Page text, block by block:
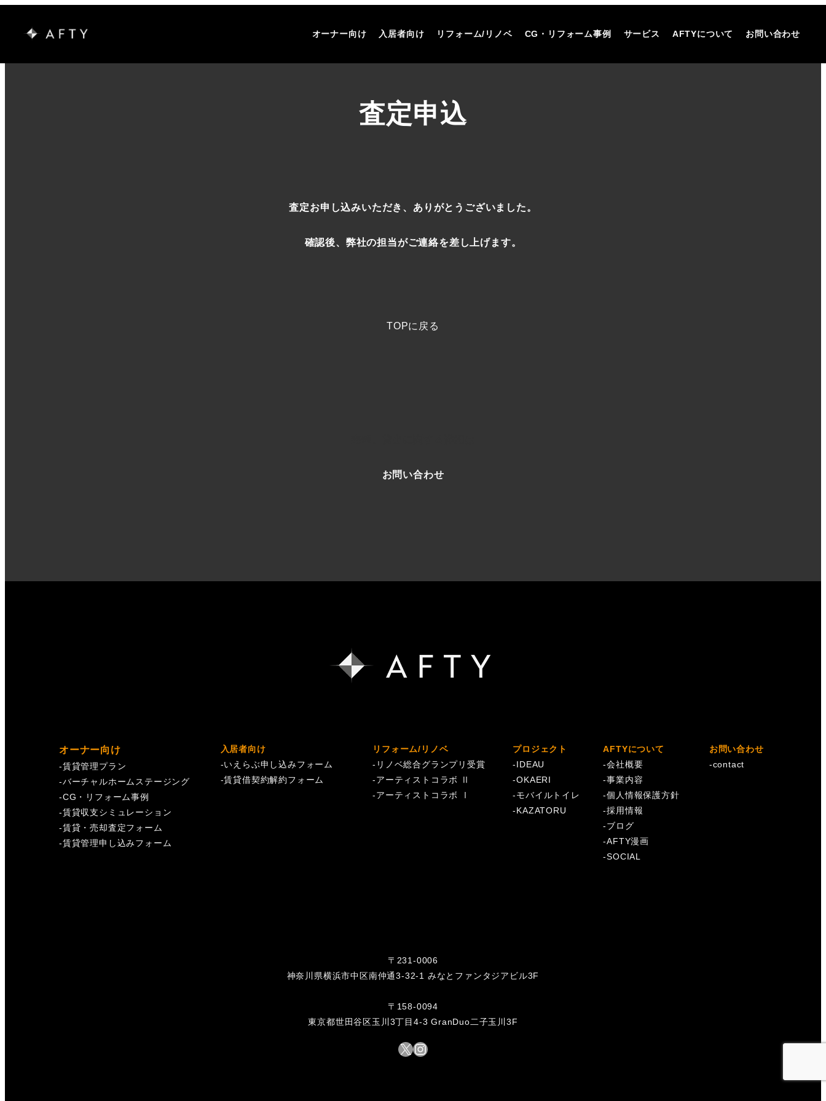
オーナー向け 入居者向け リフォーム/リノベ CG・リフォーム事例 サービス AFTYについて お問い合わせ
査定申込
査定お申し込みいただき、ありがとうございました。
確認後、弊社の担当がご連絡を差し上げます。
TOPに戻る
お問い合わせ
オーナー向け
-賃貸管理プラン
-バーチャルホームステージング
-CG・リフォーム事例
-賃貸収支シミュレーション
-賃貸・売却査定フォーム
-賃貸管理申し込みフォーム
入居者向け
-いえらぶ申し込みフォーム
-賃貸借契約解約フォーム
リフォーム/リノベ
- リノベ総合グランプリ受賞
-アーティストコラボ Ⅱ
-アーティストコラボ Ⅰ
プロジェクト
-IDEAU
-OKAERI
-モバイルトイレ
-KAZATORU
AFTYについて
-会社概要
-事業内容
-個人情報保護方針
-採用情報
-ブログ
-AFTY漫画
-SOCIAL
お問い合わせ
-contact
〒231-0006
神奈川県横浜市中区南仲通3-32-1 みなとファンタジアビル3F
〒158-0094
東京都世田谷区玉川3丁目4-3 GranDuo二子玉川3F
X Instagram